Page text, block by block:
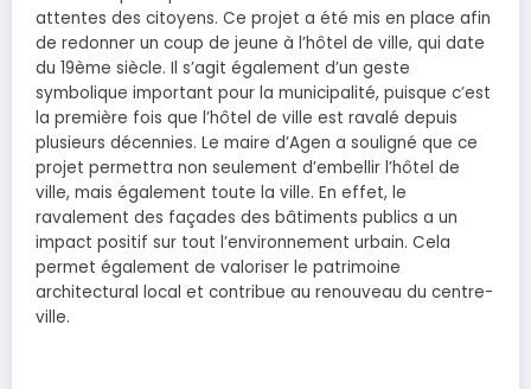
attentes des citoyens. Ce projet a été mis en place afin
de redonner un coup de jeune à l’hôtel de ville, qui date
du 19ème siècle. Il s’agit également d’un geste
symbolique important pour la municipalité, puisque c’est
la première fois que l’hôtel de ville est ravalé depuis
plusieurs décennies. Le maire d’Agen a souligné que ce
projet permettra non seulement d’embellir l’hôtel de
ville, mais également toute la ville. En effet, le
ravalement des façades des bâtiments publics a un
impact positif sur tout l’environnement urbain. Cela
permet également de valoriser le patrimoine
architectural local et contribue au renouveau du centre-
ville.